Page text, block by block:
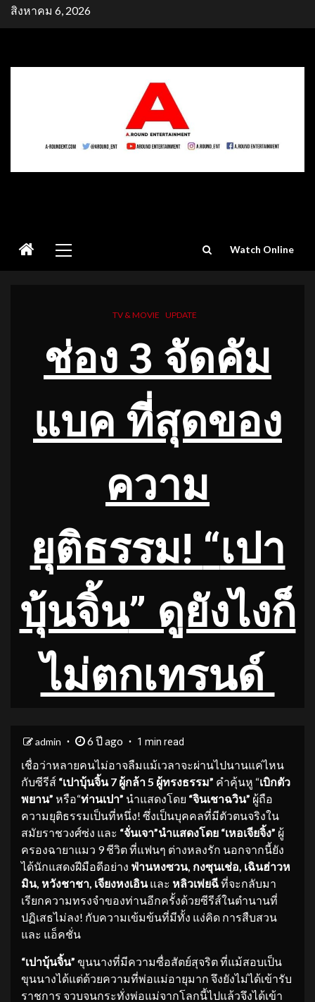
Skipสิงหาคม 6, 2026
Menu
Watch Online
TV & MOVIE UPDATE
ช่อง 3 จัดคัม
แบค ที่สุดของ
ความ
ยุติธรรม! “เปา
บุ้นจิ้น” ดูยังไงก็
ไม่ตกเทรนด์
admin 6 ปี ago 1 min read
เชื่อว่าหลายคนไม่อาจลืมแม้เวลาจะผ่านไปนานแค่ไหน
กับซีรีส์ “เปาบุ้นจิ้น7 ผู้กล้า 5 ผู้ทรงธรรม” คำคุ้นหู “เบิกตัว
พยาน” หรือ“ท่านเปา” นำแสดงโดย “จินเชาฉวิน” ผู้ถือ
ความยุติธรรมเป็นที่หนึ่ง! ซึ่งเป็นบุคคลที่มีตัวตนจริงใน
สมัยราชวงศ์ซ่ง และ “จั่นเจา”นำแสดงโดย “เหอเจียจิ้ง” ผู้
ครองฉายาแมว 9 ชีวิต ที่แฟนๆ ต่างหลงรัก นอกจากนี้ยัง
ได้นักแสดงฝีมือดีอย่าง ฟ่านหงซวน, กงซุนเช่อ เฉินฮ่าวห
มิน, หวังชาชา เจียงหงเอินและ หลิวเพ่ยฉีที่จะกลับมา
เรียกความทรงจำของท่านอีกครั้งด้วยซีรีส์ในตำนานที่
ปฏิเสธไม่ลง! กับความเข้มข้นที่มีทั้ง แง่คิด การสืบสวน
และ แอ็คชั่น
“เปาบุ้นจิ้น” ขุนนางที่มีความซื่อสัตย์สุจริต ที่แม้สอบเป็น
ขุนนางได้แต่ด้วยความที่พ่อแม่อายุมาก จึงยังไม่ได้เข้ารับ
ราชการ จวบจนกระทั่งพ่อแม่จากโลกนี้ไปแล้วจึงได้เข้า